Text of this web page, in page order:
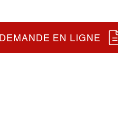
DEMANDE EN LIGNE